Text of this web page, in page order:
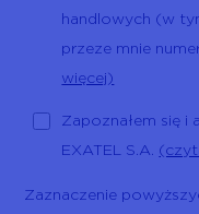
handlowych (w
przeze mnie
więcej)
Zapoznałem się i
EXATEL S.A.
Zaznaczenie